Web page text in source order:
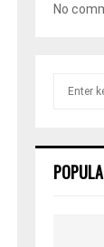
No
h